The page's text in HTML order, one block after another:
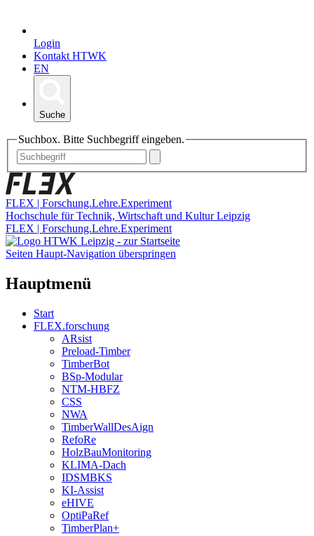
Login
Kontakt HTWK
EN
Suche
Suchbox. Bitte Suchbegriff eingeben.
FLEX | Forschung.Lehre.Experiment
Hochschule für Technik, Wirtschaft und Kultur Leipzig
FLEX | Forschung.Lehre.Experiment
Seiten Haupt-Navigation überspringen
Hauptmenü
Start
FLEX.forschung
ARsist
Preload-Timber
TimberBot
BSp-Modular
NTM-HBFZ
CSS
NWA
TimberWallDesAign
RefoRe
HolzBauMonitoring
KLIMA-Dach
IDSMBKS
KI-Assist
eHIVE
OptiPaRef
TimberPlan+